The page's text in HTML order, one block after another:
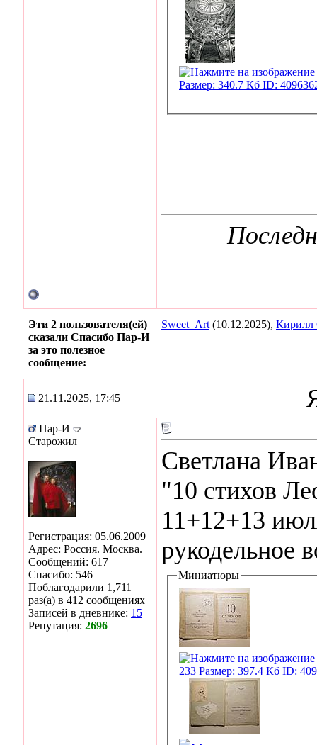
Эти 2 пользователя(ей)
сказали Спасибо Пар-И
за это полезное
сообщение:
Sweet_Art (10.12.2025), Кирилл
21.11.2025, 17:45
Пар-И
Старожил
Регистрация: 05.06.2009
Адрес: Россия. Москва.
Сообщений: 617
Спасибо: 546
Поблагодарили 1,711
раз(а) в 412 сообщениях
Записей в дневнике: 15
Репутация: 2696
Светлана
"10 стихов
11+12+13
рукодельное
Миниатюры